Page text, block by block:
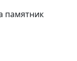
памятник